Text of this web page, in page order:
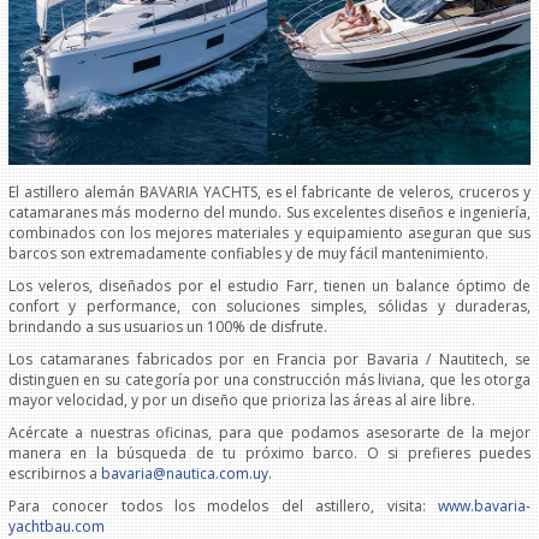
El astillero alemán BAVARIA YACHTS, es el fabricante de veleros, cruceros y
catamaranes más moderno del mundo. Sus excelentes diseños e ingeniería,
combinados con los mejores materiales y equipamiento aseguran que sus
barcos son extremadamente confiables y de muy fácil mantenimiento.
Los veleros, diseñados por el estudio Farr, tienen un balance óptimo de
confort y performance, con soluciones simples, sólidas y duraderas,
brindando a sus usuarios un 100% de disfrute.
Los catamaranes fabricados por en Francia por Bavaria / Nautitech, se
distinguen en su categoría por una construcción más liviana, que les otorga
mayor velocidad, y por un diseño que prioriza las áreas al aire libre.
Acércate a nuestras oficinas, para que podamos asesorarte de la mejor
manera en la búsqueda de tu próximo barco. O si prefieres puedes
escribirnos a bavaria@nautica.com.uy.
Para conocer todos los modelos del astillero, visita:www.bavaria-
yachtbau.com